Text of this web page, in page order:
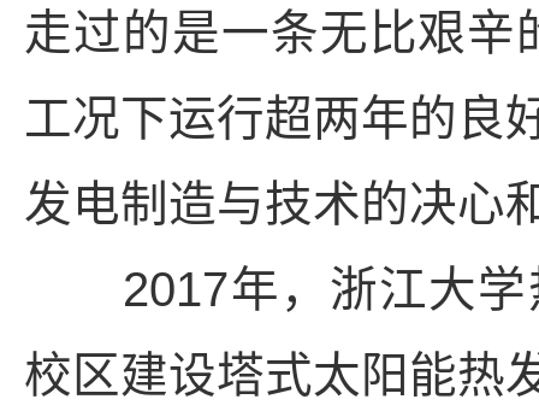
走过的是一条无比艰辛
工况下运行超两年的良
发电制造与技术的决心
2017年，浙江大学
校区建设塔式太阳能热